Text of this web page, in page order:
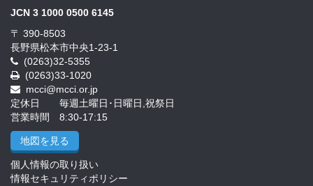
JCN 3 1000 0500 6145
〒 390-8503
長野県松本市中央1-23-1
(0263)32-5355
(0263)33-1020
mcci@mcci.or.jp
定休日 毎週土曜日･日曜日,祝祭日
営業時間 8:30-17:15
地図を見る
個人情報の取り扱い
情報セキュリティポリシー